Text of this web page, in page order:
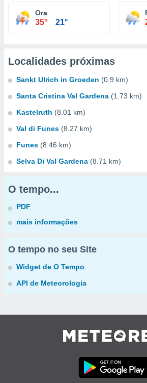
Ora
35° 21°
Localidades próximas
Sankt Ulrich in Groeden (0.9 km)
Santa Cristina Val Gardena (1.73 km)
Kastelruth (8.01 km)
Val di Funes (8.27 km)
Funes (8.46 km)
Selva Di Val Gardena (8.71 km)
O tempo...
PDF
mais informações
O tempo no seu Site
Widget de O Tempo
API de Meteorologia